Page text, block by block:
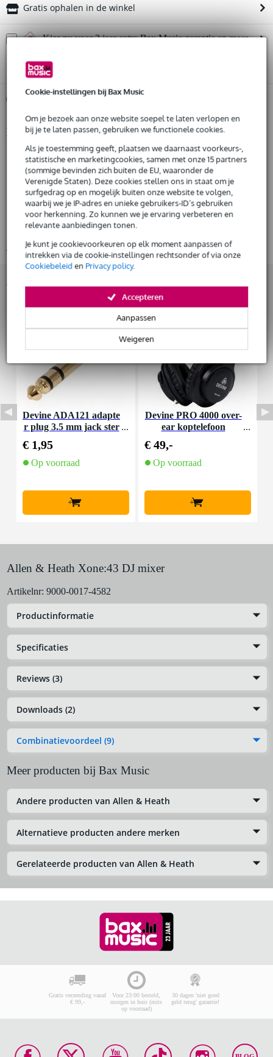
Cookie-instellingen bij Bax Music
Om je bezoek aan onze website soepel te laten verlopen en
bij je te laten passen, gebruiken we functionele cookies.
Als je toestemming geeft, plaatsen we daarnaast voorkeurs-,
statistische en marketingcookies, samen met onze 15 partners
(sommige bevinden zich buiten de EU, waaronder de
Verenigde Staten). Deze cookies stellen ons in staat om je
surfgedrag op en mogelijk buiten onze website te volgen,
waarbij we je IP-adres en unieke gebruikers-ID’s gebruiken
voor herkenning. Zo kunnen we je ervaring verbeteren en
relevante aanbiedingen tonen.
Je kunt je cookievoorkeuren op elk moment aanpassen of
intrekken via de cookie-instellingen rechtsonder of via onze
Cookiebeleiden Privacy policy.
Weigeren
Aanpassen
Accepteren
Gratis ophalen in de winkel
Kies nu voor 2 jaar extra Bax Music garantie en meer
€ 30,95 eenmalig
Huur dit product al vanaf 44 euro per maand
Huur meerdere producten tegelijk: min. € 300,- en max.
€ 2.500,-
Gratisthuisbezorgd of op te halen in de winkel
Al na 4 maanden maandelijks opzegbaar
De mogelijkheid om je product(en) met korting te kopen
Snelle vervanging door Bax Music bij een defect
Huur dit product
Productinformatie
4 + 1 kanaals DJ-mixer
VCF Filter
low-pass filter
high-pass filter
band-pass filter
externe FX loop (send/return) met dry/wet control per kanaal
Bekijk alle productspecificaties
Devine ADA121 adapte
r plug 3.5 mm jack ster
€ 1,95
Op voorraad
+
Devine PRO 4000 over-
ear koptelefoon
€ 49,-
Op voorraad
+
Allen & Heath Xone:43 DJ mixer
Artikelnr: 9000-0017-4582
Productinformatie
Specificaties
Reviews (3)
Downloads (2)
Combinatievoordeel (9)
Meer producten bij Bax Music
Andere producten van Allen & Heath
Alternatieve producten andere merken
Gerelateerde producten van Allen & Heath
Gratis verzending vanaf
€ 99,-
Voor 23:00 besteld,
morgen in huis (mits
op voorraad)
30 dagen 'niet goed
geld terug' garantie!